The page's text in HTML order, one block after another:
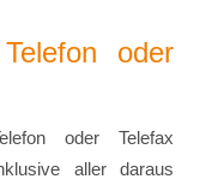
oder
oder Telefax
aller daraus